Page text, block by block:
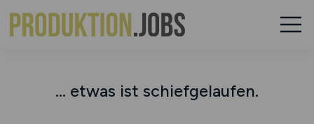
... etwas ist schiefgelaufen.